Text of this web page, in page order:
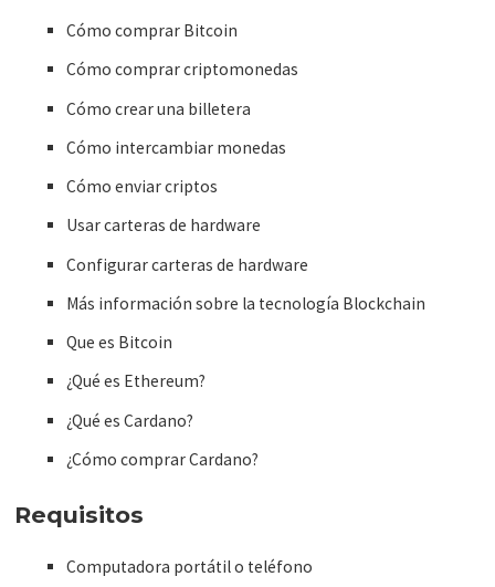
Cómo comprar Bitcoin
Cómo comprar criptomonedas
Cómo crear una billetera
Cómo intercambiar monedas
Cómo enviar criptos
Usar carteras de hardware
Configurar carteras de hardware
Más información sobre la tecnología Blockchain
Que es Bitcoin
¿Qué es Ethereum?
¿Qué es Cardano?
¿Cómo comprar Cardano?
Requisitos
Computadora portátil o teléfono